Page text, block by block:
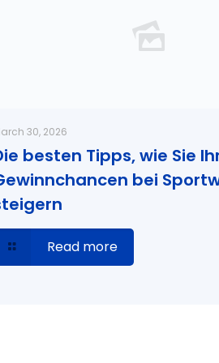
30, 2026
besten Tipps, wie Sie
bei
Read more